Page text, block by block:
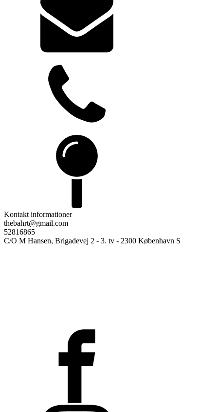
Kontakt informationer
thebahrt@gmail.com
52816865
C/O M Hansen, Brigadevej 2 - 3. tv - 2300 København S